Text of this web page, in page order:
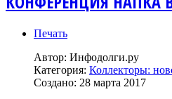
Печать
Автор: Инфодолги.ру
Категория: Коллекторы:
Создано: 28 марта 2017